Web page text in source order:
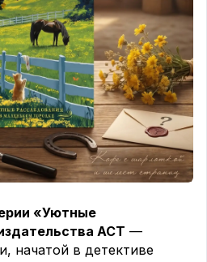
лицом, которая учит
Дашевская
проза о мальчике с
и нужная история.
детства повлияла на вас
«Уютные
АСТ —
начатой в детективе